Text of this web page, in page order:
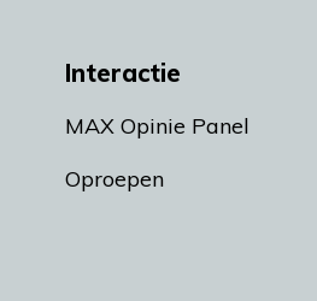
Interactie
MAX Opinie Panel
Oproepen